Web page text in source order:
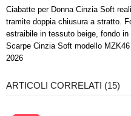
Ciabatte per Donna Cinzia Soft
tramite doppia chiusura a stratto.
estraibile in tessuto beige, fondo
Scarpe Cinzia Soft modello
2026
ARTICOLI CORRELATI (15)